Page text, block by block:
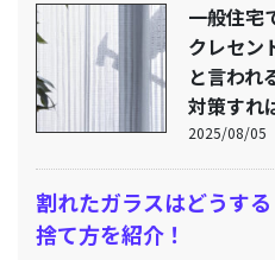
一般住宅
クレセン
と言われ
対策すれ
2025/08/05
割れたガラスはどうす
捨て方を紹介！